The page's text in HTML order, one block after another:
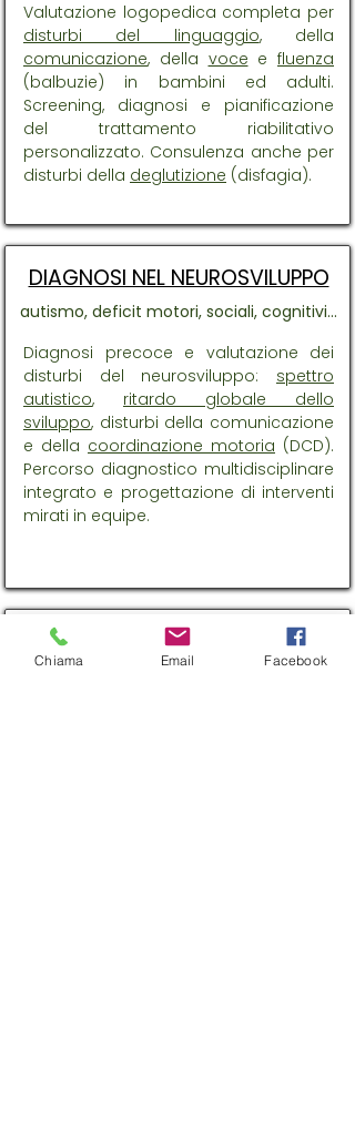
Valutazione logopedica completa per
disturbi del linguaggio, della
comunicazione, della voce e fluenza
(balbuzie) in bambini ed adulti.
Screening, diagnosi e pianificazione
del trattamento riabilitativo
personalizzato. Consulenza anche per
disturbi della deglutizione (disfagia).
DIAGNOSI NEL NEUROSVILUPPO
autismo, deficit motori, sociali, cognitivi...
Diagnosi precoce e valutazione dei
disturbi del neurosviluppo: spettro
autistico, ritardo globale dello
sviluppo, disturbi della comunicazione
e della coordinazione motoria (DCD).
Percorso diagnostico multidisciplinare
integrato e progettazione di interventi
mirati in equipe.
VALUTAZIONE COGNITIVA E
NEUROPSICOLOGICA
Chiama Email Facebook